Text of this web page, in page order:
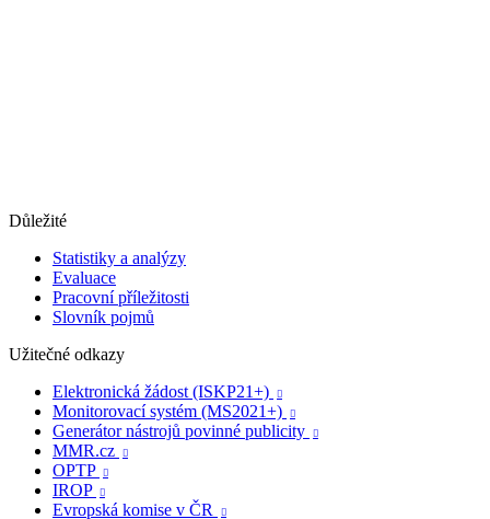
Důležité
Statistiky a analýzy
Evaluace
Pracovní příležitosti
Slovník pojmů
Užitečné odkazy
Elektronická žádost (ISKP21+)

Monitorovací systém (MS2021+) 
Generátor nástrojů povinné publicity 
MMR.cz 
OPTP 
IROP 
Evropská komise v ČR 